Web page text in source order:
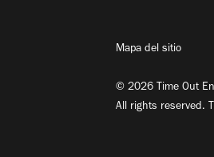
Mapa del sitio
© 2026 Time Out
All rights reserved.